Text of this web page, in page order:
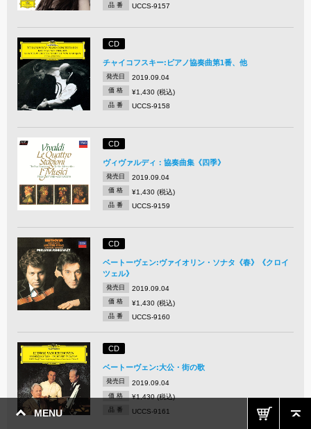
MENU
品 番 UCCS-9157
CD
チャイコフスキー:ピアノ協奏曲第1番、他
発売日 2019.09.04
価 格 ¥1,430 (税込)
品 番 UCCS-9158
CD
ヴィヴァルディ：協奏曲集《四季》
発売日 2019.09.04
価 格 ¥1,430 (税込)
品 番 UCCS-9159
CD
ベートーヴェン:ヴァイオリン・ソナタ《春》《クロイ
ツェル》
発売日 2019.09.04
価 格 ¥1,430 (税込)
品 番 UCCS-9160
CD
ベートーヴェン:大公・街の歌
発売日 2019.09.04
価 格 ¥1,430 (税込)
品 番 UCCS-9161